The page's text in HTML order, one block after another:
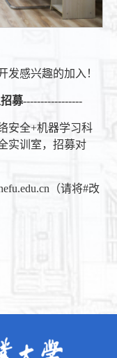
发感兴趣的加入！
募-----------------
安全+机器学习科
实训室，招募对
（请将#改